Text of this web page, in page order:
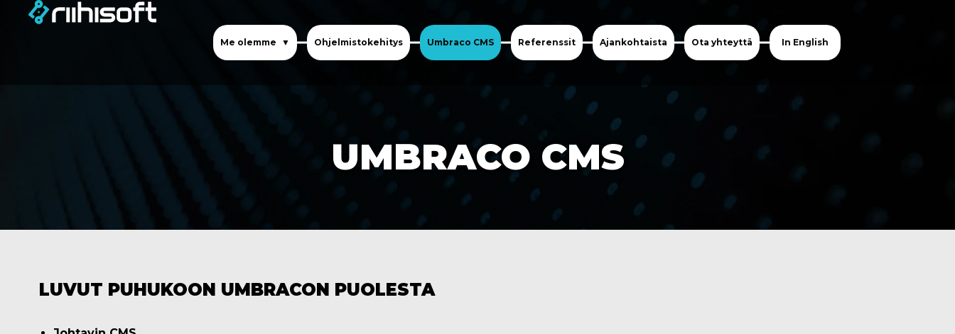
Me olemme Ohjelmistokehitys Umbraco CMS Referenssit Ajankohtaista Ota yhteyttä In English
UMBRACO CMS
LUVUT PUHUKOON UMBRACON PUOLESTA